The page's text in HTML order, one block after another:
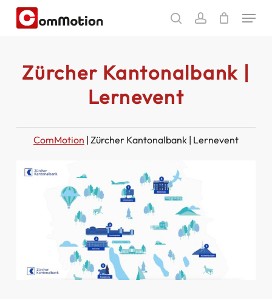
Skip
content
searchaccount
Menu
Zürcher Kantonalbank |
Lernevent
ComMotion | Zürcher Kantonalbank | Lernevent